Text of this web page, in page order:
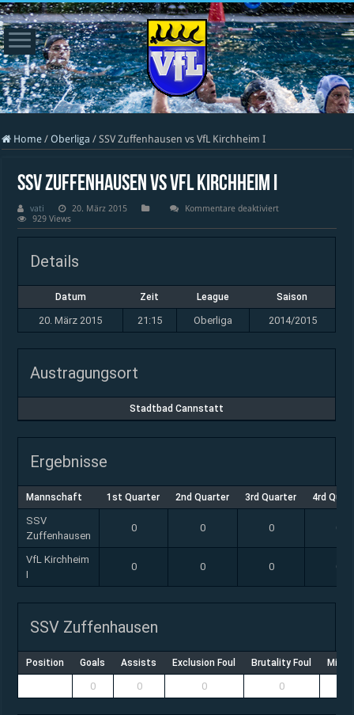
Home / Oberliga / SSV Zuffenhausen vs VfL Kirchheim I
SSV Zuffenhausen vs VfL Kirchheim I
vati 20. März 2015 Kommentare deaktiviertfür
Zuffenhausen
vs
929 Views
Details
Datum Zeit League Saison
20. März 2015 21:15 Oberliga 2014/2015
Austragungsort
Stadtbad Cannstatt
Ergebnisse
Mannschaft 1st Quarter 2nd Quarter 3rd Quarter 4rd
SSV
Zuffenhausen
0 0 0 0
VfL Kirchheim
I
0 0 0 0
SSV Zuffenhausen
Position Goals Assists Exclusion Foul Brutality Foul
0 0 0 0